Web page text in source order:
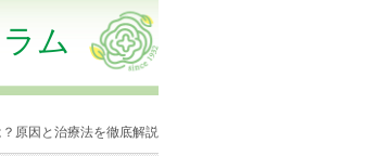
ム
原因と治療法を徹底解説